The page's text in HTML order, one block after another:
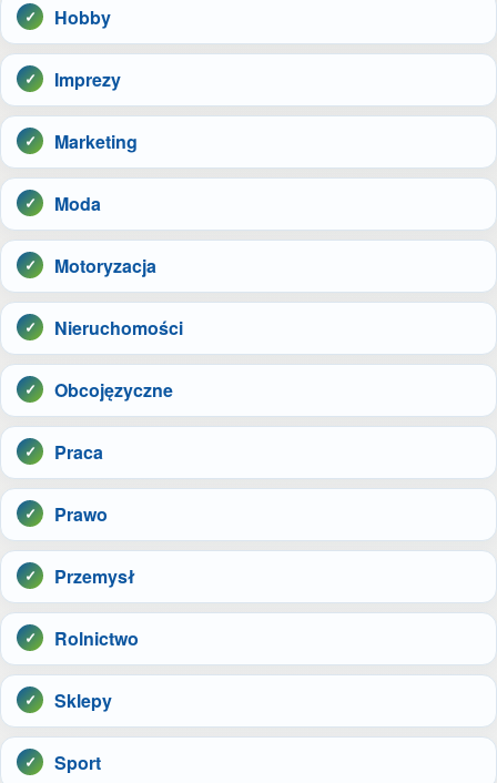
Hobby
Imprezy
Marketing
Moda
Motoryzacja
Nieruchomości
Obcojęzyczne
Praca
Prawo
Przemysł
Rolnictwo
Sklepy
Sport